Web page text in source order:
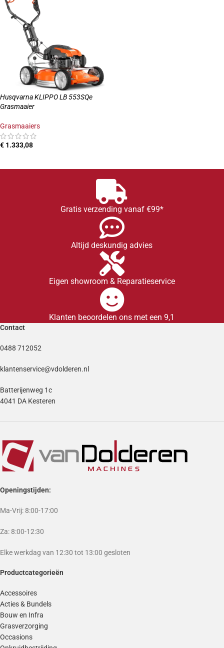
Husqvarna KLIPPO LB 553SQe
Grasmaaier
Grasmaaiers
€ 1.333,08
Gratis verzending vanaf €99*
Altijd deskundig advies
Eigen showroom & Reparatieservice
Klanten beoordelen ons met een 9,1
Contact
0488 712052
klantenservice@vdolderen.nl
Batterijenweg 1c
4041 DA Kesteren
Openingstijden:
Ma-Vrij: 8:00-17:00
Za: 8:00-12:30
Elke werkdag van 12:30 tot 13:00 gesloten
Productcategorieën
Accessoires
Acties & Bundels
Bouw en Infra
Grasverzorging
Occasions